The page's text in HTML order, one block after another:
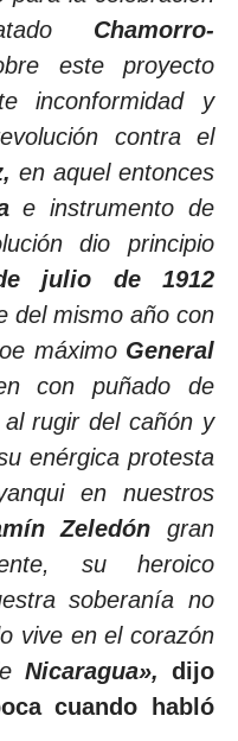
Chamorro-
este proyecto
inconformidad y
contra el
en aquel entonces
e instrumento de
dio principio
julio de 1912
del mismo año con
máximo General
con puñado de
rugir del cañón y
enérgica protesta
en nuestros
Zeledón gran
su heroico
soberanía no
vive en el corazón
Nicaragua», dijo
cuando habló